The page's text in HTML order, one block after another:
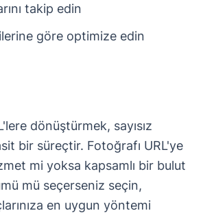
takip edin
göre optimize edin
dönüştürmek, sayısız
bir süreçtir. Fotoğrafı URL'ye
mi yoksa kapsamlı bir bulut
mü seçerseniz seçin,
en uygun yöntemi